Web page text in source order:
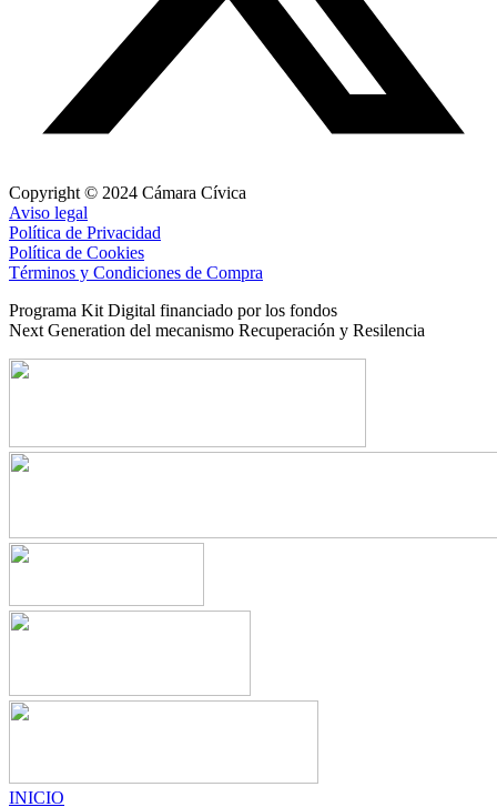
Copyright © 2024 Cámara Cívica
Aviso legal
Política de Privacidad
Política de Cookies
Términos y Condiciones de Compra
Programa Kit Digital financiado por los fondos
Next Generation del mecanismo Recuperación y Resilencia
INICIO